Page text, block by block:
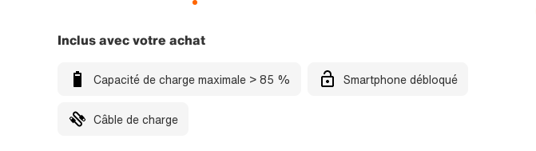
Inclus avec votre achat
Capacité de charge maximale > 85 % Smartphone débloqué
Câble de charge